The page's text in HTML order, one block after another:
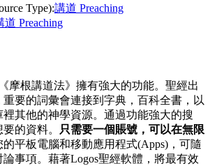
Type):講道 Preaching
道 Preaching
摩根講道法》擁有強大的功能。聖經出
要的詞彙會連接到字典，百科全書，以
其他的神學資源。通過功能強大的搜
的資料。
只需要一個賬號，可以在無限
的平板電腦和移動應用程式(Apps)，可隨
事項。藉著Logos聖經軟體，將最有效